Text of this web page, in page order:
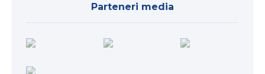
Parteneri media